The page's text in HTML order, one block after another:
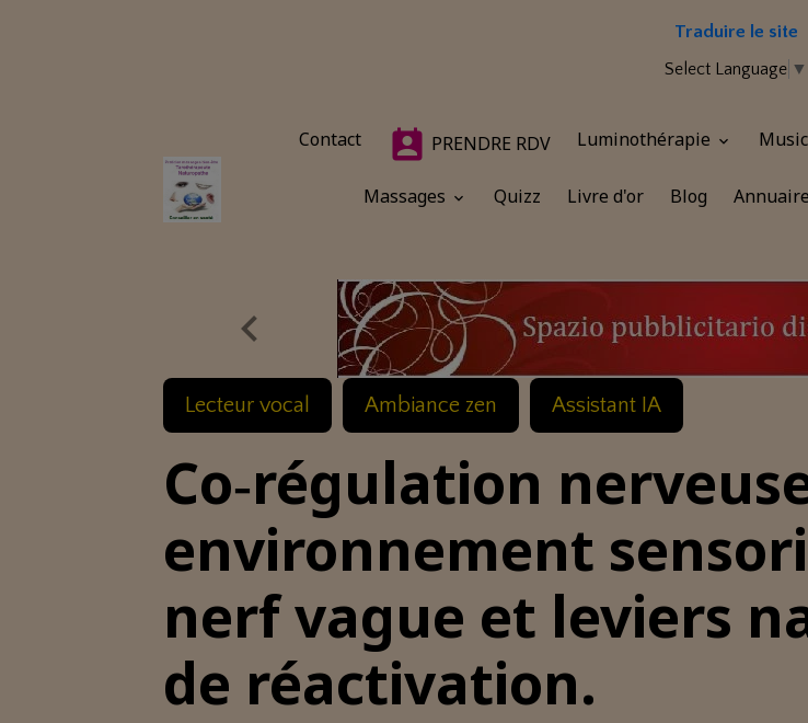
Traduire le site
Select Language ▼
Contact PRENDRE RDV Luminothérapie
Massages Quizz Livre d'or Blog Annuaire
Lecteur vocal Ambiance zen Assistant IA
Co‑régulation
environnement
nerf vague et leviers
de réactivation.